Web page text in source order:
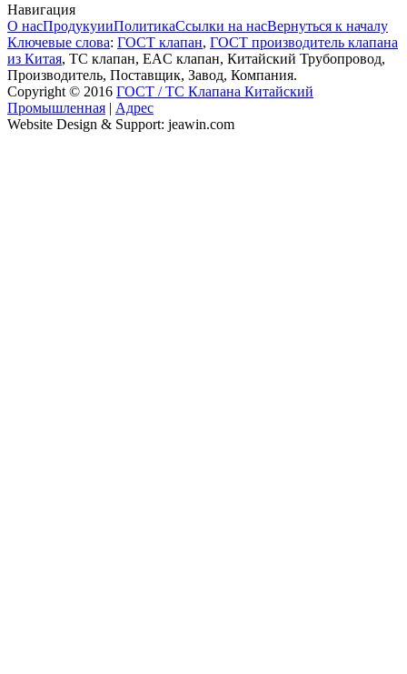
Навигация
О насПродукуииПолитикаСсылки на насВернуться к началу
Ключевые слова: ГОСТ клапан, ГОСТ производитель клапана
из Китая, ТС клапан, EAC клапан, Китайский Трубопровод,
Производитель, Поставщик, Завод, Компания.
Copyright © 2016 ГОСТ / ТС Клапана Китайский
Промышленная | Адрес
Website Design & Support: jeawin.com